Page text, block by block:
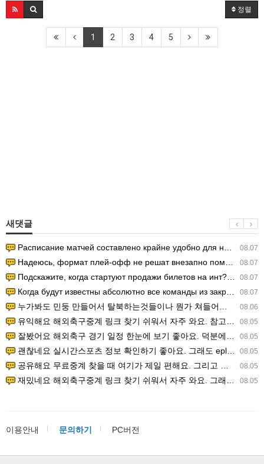
정렬
1 2 3 4 5
새댓글
08.07
Расписание матчей составлено крайне удобно для нашего часово…
08.07
Надеюсь, формат плей-офф не решат внезапно поменять. https:/…
08.07
Подскажите, когда стартуют продажи билетов на инт? https://g…
08.07
Когда будут известны абсолютно все команды из закрытых квали…
08.06
누가봐도 민둥 만들어서 탈북하는것들이나 뭔가 쳐들어오는 낌새를 미리 알아차리기 위함이지 저걸 전쟁준비라고 하…
08.05
유익해요 해외축구중계 링크 찾기 쉬워서 자주 와요. 참고로 무료스포츠중계 정보 확인할 때 출처 꼭 체크해요.…
08.05
잘봤어요 해외축구 경기 일정 한눈에 보기 좋아요. 덕분에 epl중계 볼 때 공식 중계 채널 먼저 찾아봐요. …
08.05
괜찮네요 실시간스포츠 정보 확인하기 좋아요. 그래도 epl중계 볼 때 공식 중계 채널 먼저 찾아봐요. 북마크…
08.05
공유해요 무료중계 찾을 때 여기가 제일 편해요. 그리고 무료스포츠중계 정보 확인할 때 출처 꼭 체크해요. 앞…
08.05
재밌네요 해외축구중계 링크 찾기 쉬워서 자주 와요. 그래서 해외축구중계도 정식 서비스로 봐야 안전해요. 다음…
이용안내 문의하기 PC버전